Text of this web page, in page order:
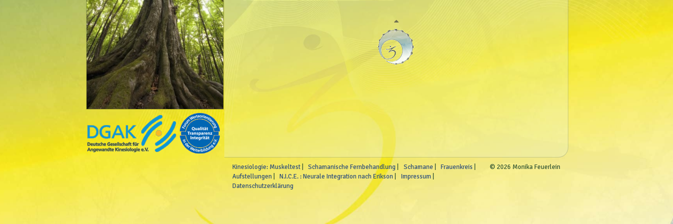
Kinesiologie: Muskeltest Schamanische Fernbehandlung Schamane
Frauenkreis
Aufstellungen
N.I.C.E. : Neurale Integration nach Erikson
Impressum
Datenschutzerklärung
© 2026 Monika Feuerlein